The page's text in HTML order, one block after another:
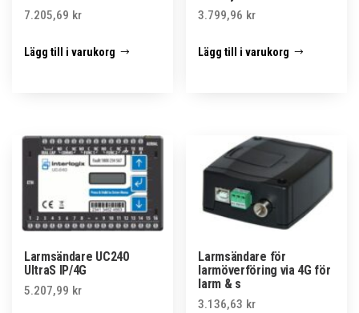
7.205,69 kr
Lägg till i varukorg
3.799,96 kr
Lägg till i varukorg
Larmsändare UC240
UltraS IP/4G
5.207,99 kr
Larmsändare för
larmöverföring via 4G för
larm & s
3.136,63 kr